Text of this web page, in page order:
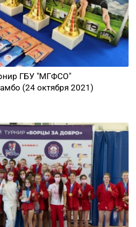
ГБУ "МГФСО"
(24 октября 2021)